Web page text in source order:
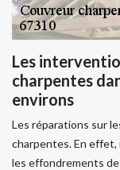
Les
charpentes
environs
Les réparations sur
charpentes. En
les effondrements